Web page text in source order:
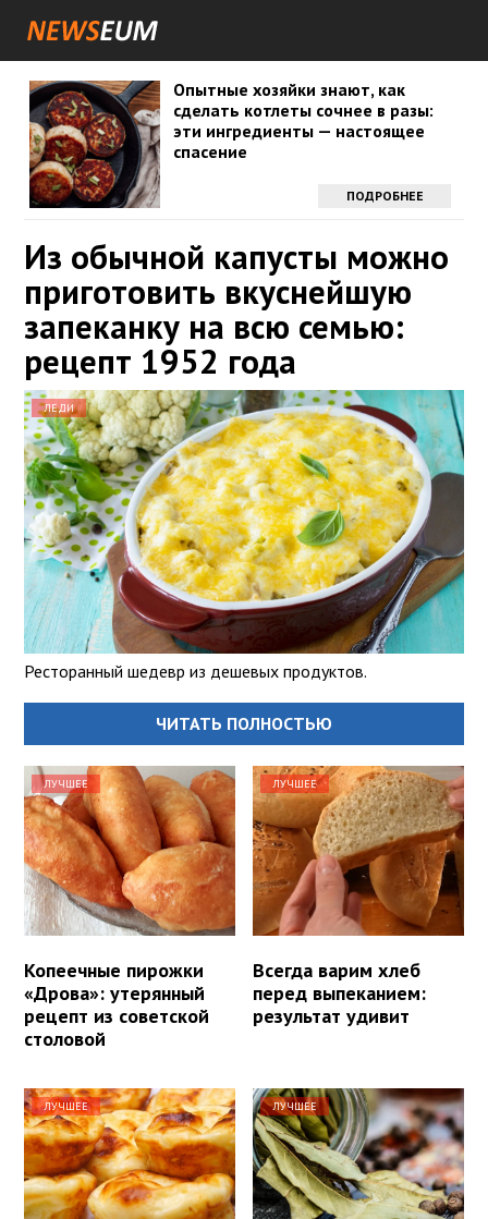
Опытные хозяйки знают, как
сделать котлеты сочнее в разы:
эти ингредиенты — настоящее
спасение
ПОДРОБНЕЕ
Из обычной капусты можно
приготовить вкуснейшую
запеканку на всю семью:
рецепт 1952 года
ЛЕДИ
Ресторанный шедевр из дешевых продуктов.
ЧИТАТЬ ПОЛНОСТЬЮ
ЛУЧШЕЕ
Копеечные пирожки
«Дрова»: утерянный
рецепт из советской
столовой
ЛУЧШЕЕ
Всегда варим хлеб
перед выпеканием:
результат удивит
ЛУЧШЕЕ ЛУЧШЕЕ